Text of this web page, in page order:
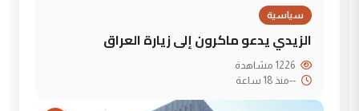
سياسية
الزيدي يدعو ماكرون إلى زيارة العراق
--منذ 18 ساعة